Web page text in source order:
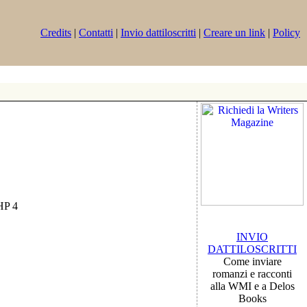
Credits | Contatti | Invio dattiloscritti | Creare un link | Policy
4
INVIO
DATTILOSCRITTI
Come inviare
romanzi e racconti
alla WMI e a Delos
Books